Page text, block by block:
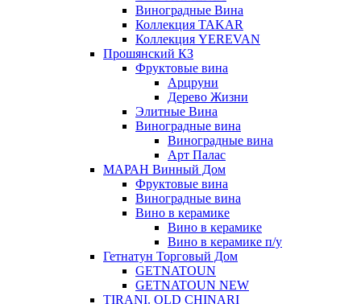
Виноградные Вина
Коллекция TAKAR
Коллекция YEREVAN
Прошянский КЗ
Фруктовые вина
Арцруни
Дерево Жизни
Элитные Вина
Виноградные вина
Виноградные вина
Арт Палас
МАРАН Винный Дом
Фруктовые вина
Виноградные вина
Вино в керамике
Вино в керамике
Вино в керамике п/у
Гетнатун Торговый Дом
GETNATOUN
GETNATOUN NEW
TIRANI. OLD CHINARI